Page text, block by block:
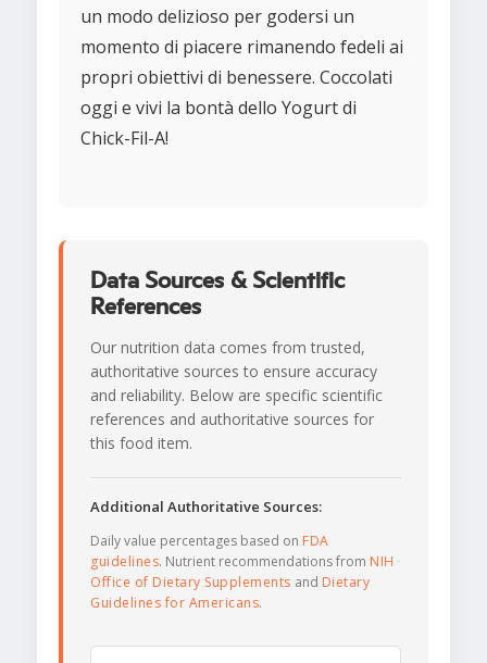
un modo delizioso per godersi un
momento di piacere rimanendo fedeli ai
propri obiettivi di benessere. Coccolati
oggi e vivi la bontà dello Yogurt di
Chick-Fil-A!
Data Sources & Scientific
References
Our nutrition data comes from trusted,
authoritative sources to ensure accuracy
and reliability. Below are specific scientific
references and authoritative sources for
this food item.
Additional Authoritative Sources:
Daily value percentages based on FDA
guidelines. Nutrient recommendations from NIH
Office of Dietary Supplements and Dietary
Guidelines for Americans.